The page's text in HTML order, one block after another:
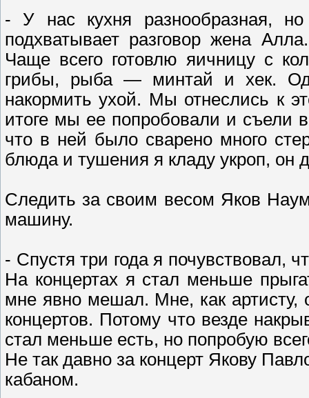
- У нас кухня разнообразная,
подхватывает разговор жена
Чаще всего готовлю яичницу с
грибы, рыба — минтай и хек.
накормить ухой. Мы отнеслись к
итоге мы ее попробовали и съели
что в ней было сварено много
блюда и тушения я кладу укроп, он
Следить за своим весом Яков
машину.
- Спустя три года я почувствовал,
На концертах я стал меньше
мне явно мешал. Мне, как артисту,
концертов. Потому что везде
стал меньше есть, но попробую
Не так давно за концерт Якову
кабаном.